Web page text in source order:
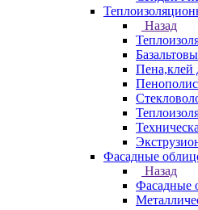
Назад
Пена,клей
Фасадные
Назад
Фасадные